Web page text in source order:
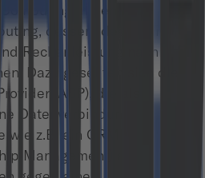
in den 1960er
dessen Idee darin
Rechenleistung nach
Dazu gesellten sich die
(ASP), die als
Datenverbindung
wie z.B. ein CRM-System
Management) anbieten,